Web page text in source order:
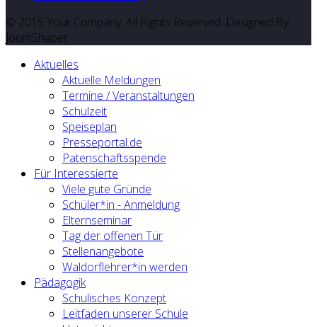
© 2015 Your Company. All Rights Reserved. Designed By
JoomShaper
Aktuelles
Aktuelle Meldungen
Termine / Veranstaltungen
Schulzeit
Speiseplan
Presseportal.de
Patenschaftsspende
Für Interessierte
Viele gute Gründe
Schüler*in - Anmeldung
Elternseminar
Tag der offenen Tür
Stellenangebote
Waldorflehrer*in werden
Pädagogik
Schulisches Konzept
Leitfäden unserer Schule